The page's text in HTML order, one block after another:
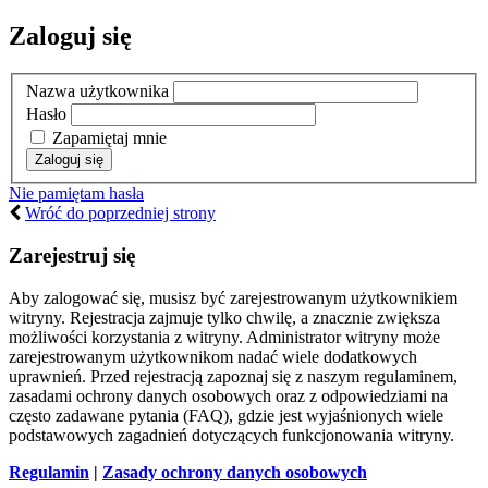
Zaloguj się
Nazwa użytkownika
Hasło
Zapamiętaj mnie
Nie pamiętam hasła
Wróć do poprzedniej strony
Zarejestruj się
Aby zalogować się, musisz być zarejestrowanym użytkownikiem
witryny. Rejestracja zajmuje tylko chwilę, a znacznie zwiększa
możliwości korzystania z witryny. Administrator witryny może
zarejestrowanym użytkownikom nadać wiele dodatkowych
uprawnień. Przed rejestracją zapoznaj się z naszym regulaminem,
zasadami ochrony danych osobowych oraz z odpowiedziami na
często zadawane pytania (FAQ), gdzie jest wyjaśnionych wiele
podstawowych zagadnień dotyczących funkcjonowania witryny.
Regulamin | Zasady ochrony danych osobowych